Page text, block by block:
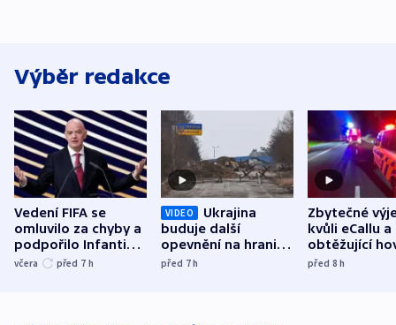
Výběr redakce
Vedení FIFA se
omluvilo za chyby a
podpořilo Infantina.
UEFA trvá na
včera před 7 h
VIDEO
Ukrajina
buduje další
opevnění na hranici
s Běloruskem
před 7h
Zbytečné
kvůli eCallu a
obtěžující
zdržují
před 8h